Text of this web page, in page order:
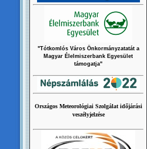
"Tótkomlós Város Önkormányzatatát a
Magyar Élelmiszerbank Egyesület
támogatja"
Országos Meteorológiai Szolgálat időjárási
veszélyjelzése